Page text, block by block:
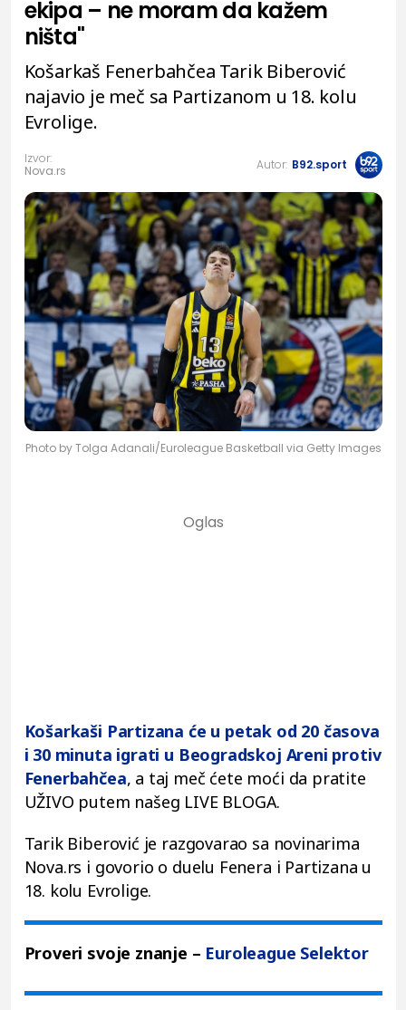
ekipa – ne moram da kažem
ništa"
Košarkaš Fenerbahčea Tarik Biberović
najavio je meč sa Partizanom u 18. kolu
Evrolige.
Izvor:
Nova.rs
Autor: B92.sport
Photo by Tolga Adanali/Euroleague Basketball via Getty Images
Košarkaši Partizana će u petak od 20 časova
i 30 minuta igrati u Beogradskoj Areni protiv
Fenerbahčea, a taj meč ćete moći da pratite
UŽIVO putem našeg LIVE BLOGA.
Tarik Biberović je razgovarao sa novinarima
Nova.rs i govorio o duelu Fenera i Partizana u
18. kolu Evrolige.
Proveri svoje znanje – Euroleague Selektor